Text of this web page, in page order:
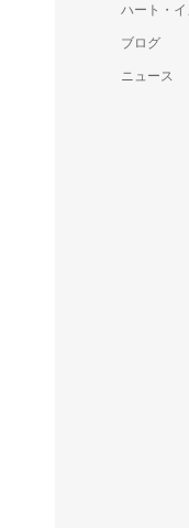
ハート・
ブログ
ニュース